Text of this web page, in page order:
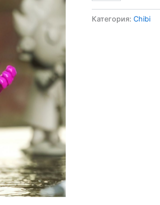
Chibi
Категория:Chibi